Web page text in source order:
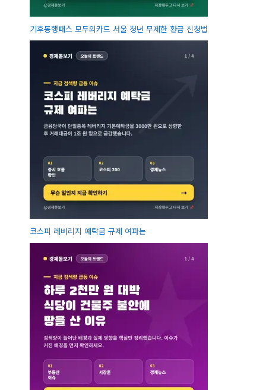
기후동행패스 모두의카드 서울 청년 무제한 환급 신청법
코스피 레버리지 예탁금 규제 여파는